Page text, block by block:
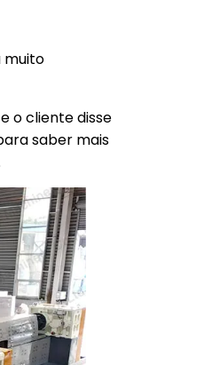
muito
o cliente disse
saber mais